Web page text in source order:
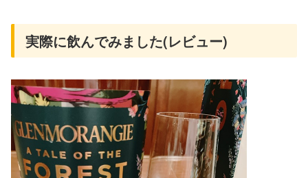
実際に飲んでみました(レビュー)